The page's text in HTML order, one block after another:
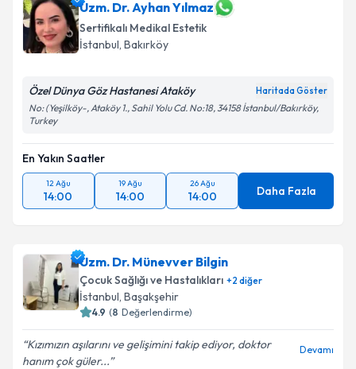
Uzm. Dr. Ayhan Yılmaz
Sertifikalı Medikal Estetik
İstanbul, Bakırköy
Özel Dünya Göz Hastanesi Ataköy Haritada Göster
No: (Yeşilköy-, Ataköy 1., Sahil Yolu Cd. No:18, 34158 İstanbul/Bakırköy,
Turkey
En Yakın Saatler
12 Ağu
14:00
19 Ağu
14:00
26 Ağu
14:00 Daha Fazla
Uzm. Dr. Münevver Bilgin
Çocuk Sağlığı ve Hastalıkları +2 diğer
İstanbul, Başakşehir
4.9 (8 Değerlendirme)
Kızımızın aşılarını ve gelişimini takip ediyor, doktor
hanım çok güler...
Devamı